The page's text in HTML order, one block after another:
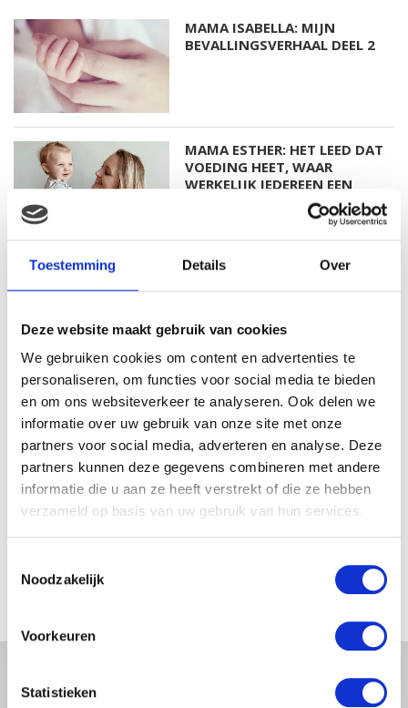
Toestemming Details Over
Deze website maakt gebruik van cookies
We gebruiken cookies om content en advertenties te
personaliseren, om functies voor social media te bieden
en om ons websiteverkeer te analyseren. Ook delen we
informatie over uw gebruik van onze site met onze
partners voor social media, adverteren en analyse. Deze
partners kunnen deze gegevens combineren met andere
informatie die u aan ze heeft verstrekt of die ze hebben
verzameld op basis van uw gebruik van hun services.
Noodzakelijk
Voorkeuren
Statistieken
MAMA ISABELLA: MIJN
BEVALLINGSVERHAAL DEEL 2
MAMA ESTHER: HET LEED DAT
VOEDING HEET, WAAR
WERKELIJK IEDEREEN EEN
MENING OVER HEEFT…
MAMA ESTHER: OP MIJN 20E
RAAKTE IK ZWANGER VAN
MAMA ISABELLA: MIJN
BEVALLINGSVERHAAL DEEL 1
MAMA ALYSIA: IK KREEG